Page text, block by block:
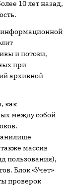
10 лет назад,
информационной
и потоки,
при
архивной
как
между собой
массив
пользования),
Блок «Учет»
проверок